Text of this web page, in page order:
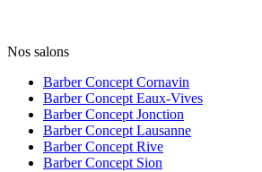
Nos salons
Barber Concept Cornavin
Barber Concept Eaux-Vives
Barber Concept Jonction
Barber Concept Lausanne
Barber Concept Rive
Barber Concept Sion